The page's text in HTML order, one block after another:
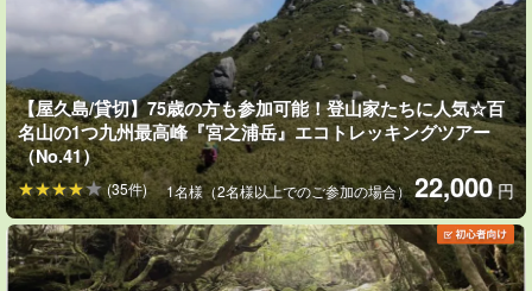
【屋久島/貸切】75歳の方も参加可能！登山家たちに人気☆百
名山の1つ九州最高峰『宮之浦岳』エコトレッキングツアー
（No.41）
1名様（2名様以上でのご参加の場合）22,000 円
(35件)